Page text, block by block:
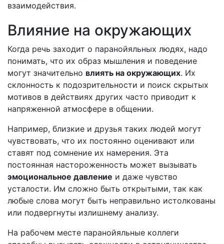
взаимодействия.
Влияние на окружающих
Когда речь заходит о паранойяльных людях, надо
понимать, что их образ мышления и поведение
могут значительно влиять на окружающих. Их
склонность к подозрительности и поиск скрытых
мотивов в действиях других часто приводит к
напряженной атмосфере в общении.
Например, близкие и друзья таких людей могут
чувствовать, что их постоянно оценивают или
ставят под сомнение их намерения. Эта
постоянная настороженность может вызывать
эмоциональное давление и даже чувство
усталости. Им сложно быть открытыми, так как
любые слова могут быть неправильно истолкованы
или подвергнуты излишнему анализу.
На рабочем месте паранойяльные коллеги